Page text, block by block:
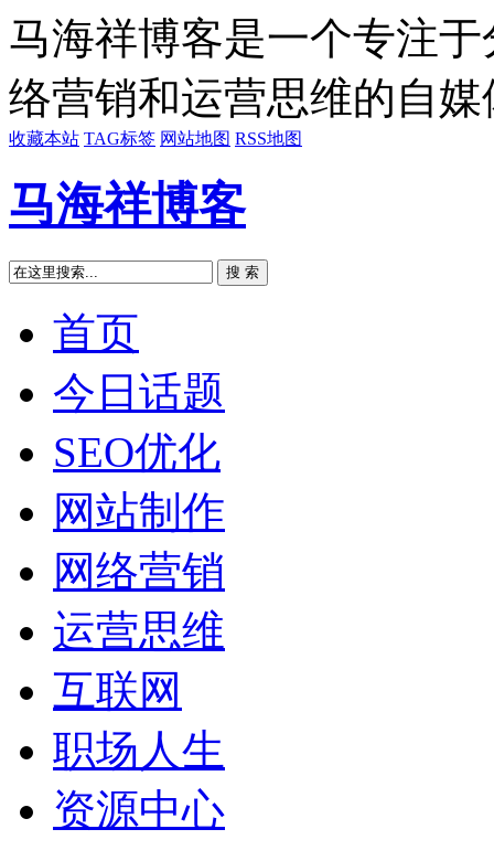
马海祥博客是一个专注
络营销和运营思维的自
收藏本站 TAG标签 网站地图 RSS地图
马海祥博客
搜 索
首页
今日话题
SEO优化
网站制作
网络营销
运营思维
互联网
职场人生
资源中心